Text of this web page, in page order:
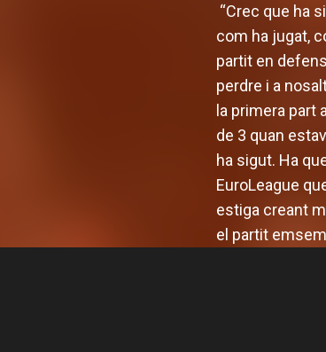
“Crec que ha
com ha jugat,
partit en
perdre i a
la primera part
de 3 quan
ha sigut. Ha
EuroLeague
estiga creant
el partit